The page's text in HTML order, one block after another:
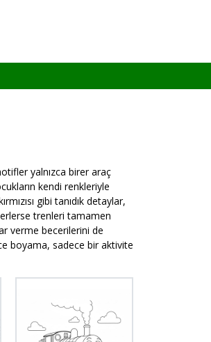
yalnızca birer araç
kendi renkleriyle
gibi tanıdık detaylar,
trenleri tamamen
verme becerilerini de
boyama, sadece bir aktivite